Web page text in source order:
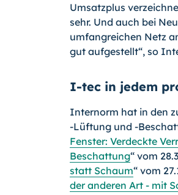
Umsatzplus
sehr. Und auch bei
umfangreichen Netz
gut aufgestellt“, so
I-tec in jedem
Internorm hat in den
-Lüftung und -
Fenster: Verdeckte
Beschattung“ vom
statt Schaum“ vom 27.
der anderen Art - mit